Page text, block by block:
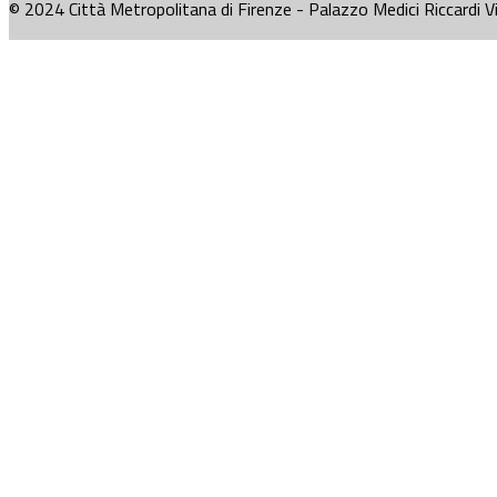
© 2024 Città Metropolitana di Firenze - Palazzo Medici Riccardi